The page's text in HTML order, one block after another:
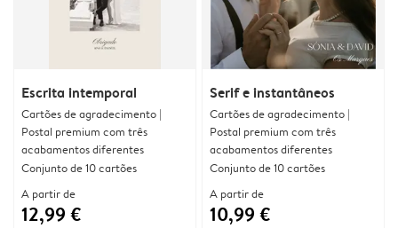
Escrita intemporal
Cartões de agradecimento |
Postal premium com três
acabamentos diferentes
Conjunto de 10 cartões
A partir de
12,99 €
Serif e instantâneos
Cartões de agradecimento |
Postal premium com três
acabamentos diferentes
Conjunto de 10 cartões
A partir de
10,99 €